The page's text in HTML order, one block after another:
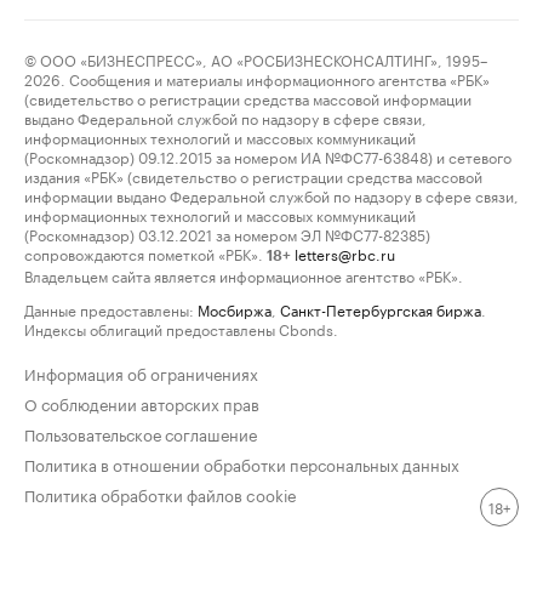
© ООО «БИЗНЕСПРЕСС», АО «РОСБИЗНЕСКОНСАЛТИНГ», 1995–
2026. Сообщения и материалы информационного агентства «РБК»
(свидетельство о регистрации средства массовой информации
выдано Федеральной службой по надзору в сфере связи,
информационных технологий и массовых коммуникаций
(Роскомнадзор) 09.12.2015 за номером ИА №ФС77-63848) и сетевого
издания «РБК» (свидетельство о регистрации средства массовой
информации выдано Федеральной службой по надзору в сфере связи,
информационных технологий и массовых коммуникаций
(Роскомнадзор) 03.12.2021 за номером ЭЛ №ФС77-82385)
сопровождаются пометкой «РБК».
18+ letters@rbc.ru
Владельцем сайта является информационное агентство «РБК».
Данные предоставлены: Мосбиржа Санкт-Петербургская биржа
Индексы облигаций предоставлены Cbonds.
Информация об ограничениях
О соблюдении авторских прав
Пользовательское соглашение
Политика в отношении обработки персональных данных
Политика обработки файлов cookie
18+